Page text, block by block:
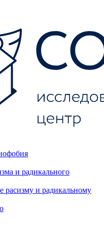
и радикального
расизму и радикальному